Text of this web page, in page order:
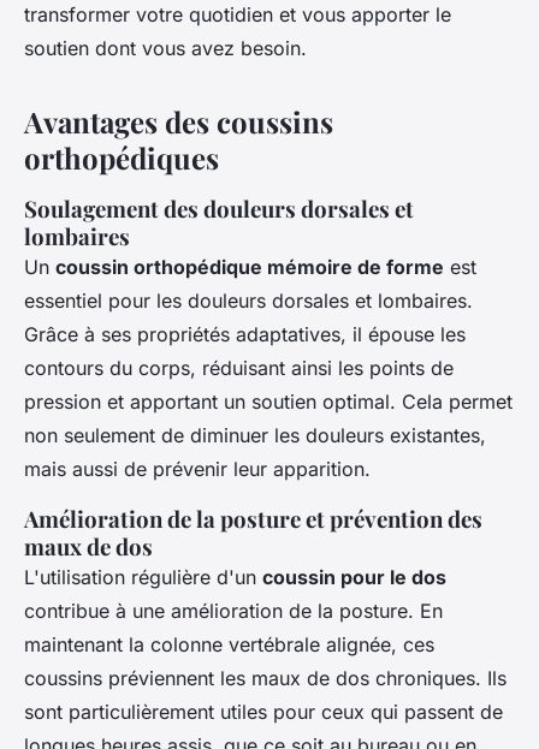
transformer votre quotidien et vous apporter le
soutien dont vous avez besoin.
Avantages des coussins
orthopédiques
Soulagement des douleurs dorsales et
lombaires
Un coussin orthopédique mémoire de forme est
essentiel pour les douleurs dorsales et lombaires.
Grâce à ses propriétés adaptatives, il épouse les
contours du corps, réduisant ainsi les points de
pression et apportant un soutien optimal. Cela permet
non seulement de diminuer les douleurs existantes,
mais aussi de prévenir leur apparition.
Amélioration de la posture et prévention des
maux de dos
L'utilisation régulière d'un coussin pour le dos
contribue à une amélioration de la posture. En
maintenant la colonne vertébrale alignée, ces
coussins préviennent les maux de dos chroniques. Ils
sont particulièrement utiles pour ceux qui passent de